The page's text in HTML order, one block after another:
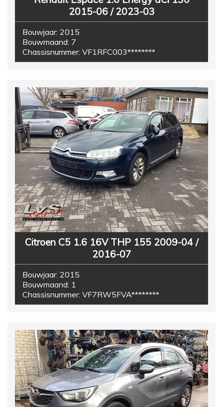
2015-06 / 2023-03
Bouwjaar: 2015
Bouwmaand: 7
Chassisnummer: VF1RFC003********
Citroen C5 1.6 16V THP 155 2009-04 /
2016-07
Bouwjaar: 2015
Bouwmaand: 1
Chassisnummer: VF7RW5FVA********